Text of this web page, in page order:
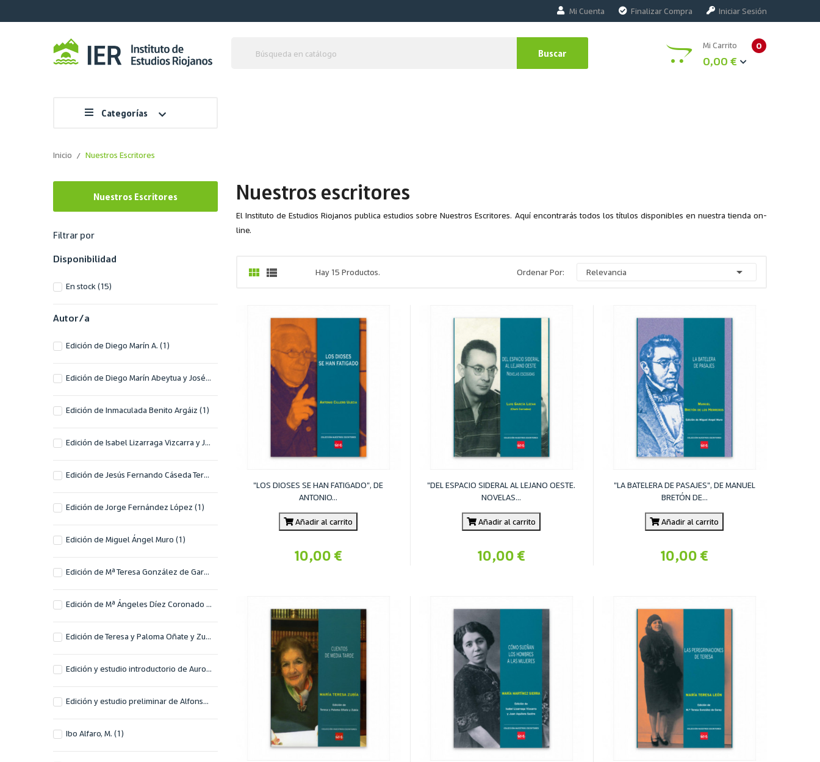
Mi Cuenta Finalizar Compra Iniciar Sesión
Mi Carrito 0
0,00 €
Buscar
Categorías
Inicio Nuestros Escritores
Nuestros Escritores
Filtrar por
Disponibilidad
En stock (15)
Autor/a
Edición de Diego Marín A. (1)
Edición de Diego Marín Abeytua y José Luis Pérez Pastor (1)
Edición de Inmaculada Benito Argáiz (1)
Edición de Isabel Lizarraga Vizcarra y Juan Aguilera Sastre
Edición de Jesús Fernando Cáseda Teresa
Edición de Jorge Fernández López (1)
Edición de Miguel Ángel Muro (1)
Edición de Mª Teresa González de Garay
Edición de Mª Ángeles Díez Coronado y Emilio Magaña Orúe
Edición de Teresa y Paloma Oñate y Zubía
Edición y estudio introductorio de Aurora Martínez Ezquerro y Ricardo Mora de Frutos
Edición y estudio preliminar de Alfonso Rubio
Ibo Alfaro, M. (1)
Nuestros escritores
El Instituto de Estudios Riojanos publica estudios sobre Nuestros Escritores. Aquí encontrarás todos los títulos disponibles en nuestra tienda on-
line.
  Hay 15 Productos. Ordenar Por: Relevancia 
"LOS DIOSES SE HAN FATIGADO", DE
ANTONIO...
Añadir al carrito
10,00 €
"DEL ESPACIO SIDERAL AL LEJANO OESTE.
NOVELAS...
Añadir al carrito
10,00 €
"LA BATELERA DE PASAJES", DE MANUEL
BRETÓN DE...
Añadir al carrito
10,00 €